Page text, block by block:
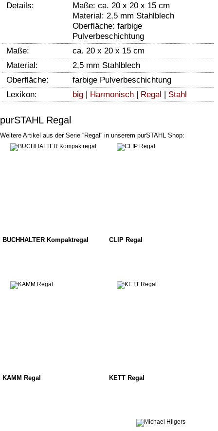
Details:
Maße: ca. 20 x 20 x 15 cm
Material: 2,5 mm Stahlblech
Oberfläche: farbige
Pulverbeschichtung
Maße:
ca. 20 x 20 x 15 cm
Material:
2,5 mm Stahlblech
Oberfläche:
farbige Pulverbeschichtung
Lexikon:
big | Harmonisch | Regal | Stahl
purSTAHL Regal
Weitere Artikel aus der Serie ''Regal'' in unserem purSTAHL Shop:
BUCHHALTER Kompaktregal CLIP Regal
KAMM Regal KETT Regal